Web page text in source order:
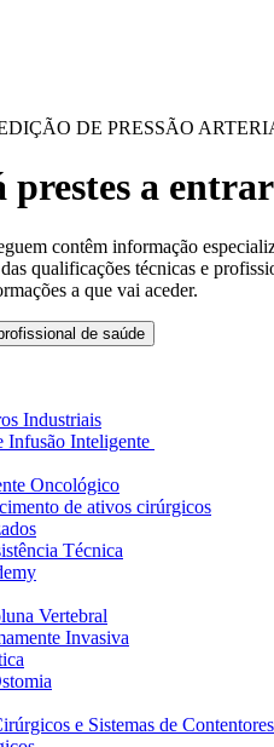
e Urologia
Cirúrgicas
Vascular
Extracorporal
de Saúde
Imprensa
DE PRESSÃO
prestes a
contêm informação
qualificações técnicas e
a que vai aceder.
de saúde
Industriais
Infusão Inteligente
Oncológico
de ativos cirúrgicos
Técnica
Vertebral
Invasiva
e Sistemas de